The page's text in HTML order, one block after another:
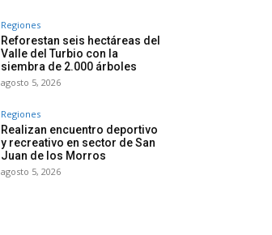
Regiones
Reforestan seis hectáreas del
Valle del Turbio con la
siembra de 2.000 árboles
agosto 5, 2026
Regiones
Realizan encuentro deportivo
y recreativo en sector de San
Juan de los Morros
agosto 5, 2026